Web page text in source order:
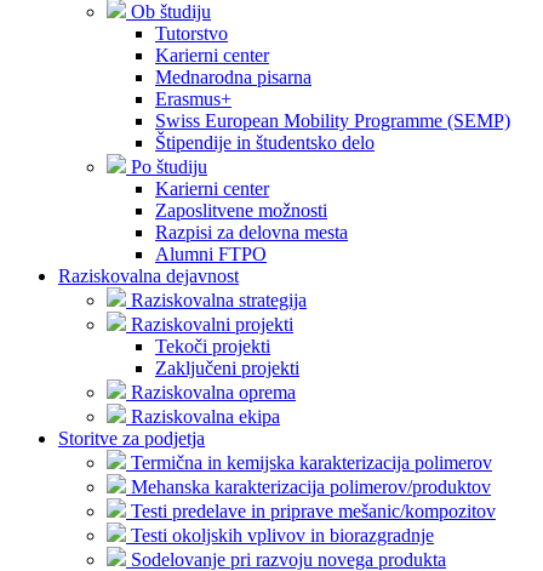
Ob študiju
Tutorstvo
Karierni center
Mednarodna pisarna
Erasmus+
Swiss European Mobility Programme (SEMP)
Štipendije in študentsko delo
Po študiju
Karierni center
Zaposlitvene možnosti
Razpisi za delovna mesta
Alumni FTPO
Raziskovalna dejavnost
Raziskovalna strategija
Raziskovalni projekti
Tekoči projekti
Zaključeni projekti
Raziskovalna oprema
Raziskovalna ekipa
Storitve za podjetja
Termična in kemijska karakterizacija polimerov
Mehanska karakterizacija polimerov/produktov
Testi predelave in priprave mešanic/kompozitov
Testi okoljskih vplivov in biorazgradnje
Sodelovanje pri razvoju novega produkta